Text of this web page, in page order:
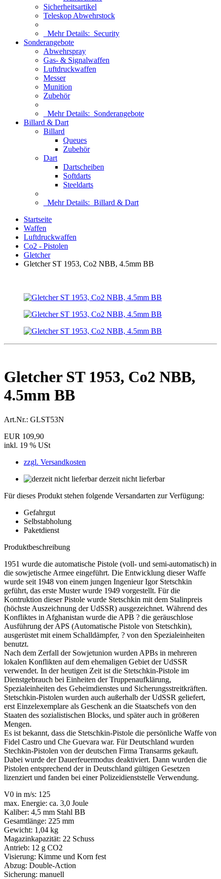
Sicherheitsartikel
Teleskop Abwehrstock
Mehr Details: Security
Sonderangebote
Abwehrspray
Gas- & Signalwaffen
Luftdruckwaffen
Messer
Munition
Zubehör
Mehr Details: Sonderangebote
Billard & Dart
Billard
Queues
Zubehör
Dart
Dartscheiben
Softdarts
Steeldarts
Mehr Details: Billard & Dart
Startseite
Waffen
Luftdruckwaffen
Co2 - Pistolen
Gletcher
Gletcher ST 1953, Co2 NBB, 4.5mm BB
Gletcher ST 1953, Co2 NBB,
4.5mm BB
Art.Nr.: GLST53N
EUR 109,90
inkl. 19 % USt
zzgl. Versandkosten
derzeit nicht lieferbar
Für dieses Produkt stehen folgende Versandarten zur Verfügung:
Gefahrgut
Selbstabholung
Paketdienst
Produktbeschreibung
1951 wurde die automatische Pistole (voll- und semi-automatisch) in
die sowjetische Armee eingeführt. Die Entwicklung dieser Waffe
wurde seit 1948 von einem jungen Ingenieur Igor Stetschkin
geführt, das erste Muster wurde 1949 vorgestellt. Für die
Kontruktion dieser Pistole wurde Stetschkin mit dem Stalinpreis
(höchste Auszeichnung der UdSSR) ausgezeichnet. Während des
Konfliktes in Afghanistan wurde die APB ? die geräuschlose
Ausführung der APS (Automatische Pistole von Stetschkin),
ausgerüstet mit einem Schalldämpfer, ? von den Spezialeinheiten
benutzt.
Nach dem Zerfall der Sowjetunion wurden APBs in mehreren
lokalen Konflikten auf dem ehemaligen Gebiet der UdSSR
verwendet. In der heutigen Zeit ist die Stetschkin-Pistole im
Dienstgebrauch bei Einheiten der Truppenaufklärung,
Spezialeinheiten des Geheimdienstes und Sicherungsstreitkräften.
Stetschkin-Pistolen wurden auch außerhalb der UdSSR geliefert,
erst Einzelexemplare als Geschenk an die Staatschefs von den
Staaten des sozialistischen Blocks, und später auch in größeren
Mengen.
Es ist bekannt, dass die Stetschkin-Pistole die persönliche Waffe von
Fidel Castro und Che Guevara war. Für Deutschland wurden
Stechkin-Pistolen von der deutschen Firma Transarms gekauft.
Dabei wurde der Dauerfeuermodus deaktiviert. Dann wurden die
Pistolen entsprechend der in Deutschland gültigen Gesetzen
lizenziert und fanden bei einer Polizeidienststelle Verwendung.
V0 in m/s: 125
max. Energie: ca. 3,0 Joule
Kaliber: 4,5 mm Stahl BB
Gesamtlänge: 225 mm
Gewicht: 1,04 kg
Magazinkapazität: 22 Schuss
Antrieb: 12 g CO2
Visierung: Kimme und Korn fest
Abzug: Double-Action
Sicherung: manuell